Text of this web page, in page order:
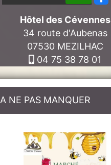
Hôtel des Cévennes
34 route d'Aubenas
07530 MEZILHAC
04 75 38 78 01
A NE PAS MANQUER